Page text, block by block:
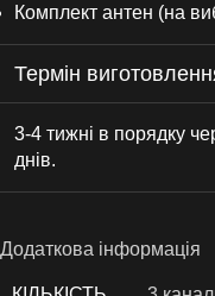
Комплект антен (на
Термін
3-4 тижні в порядку
днів.
Додаткова інформація